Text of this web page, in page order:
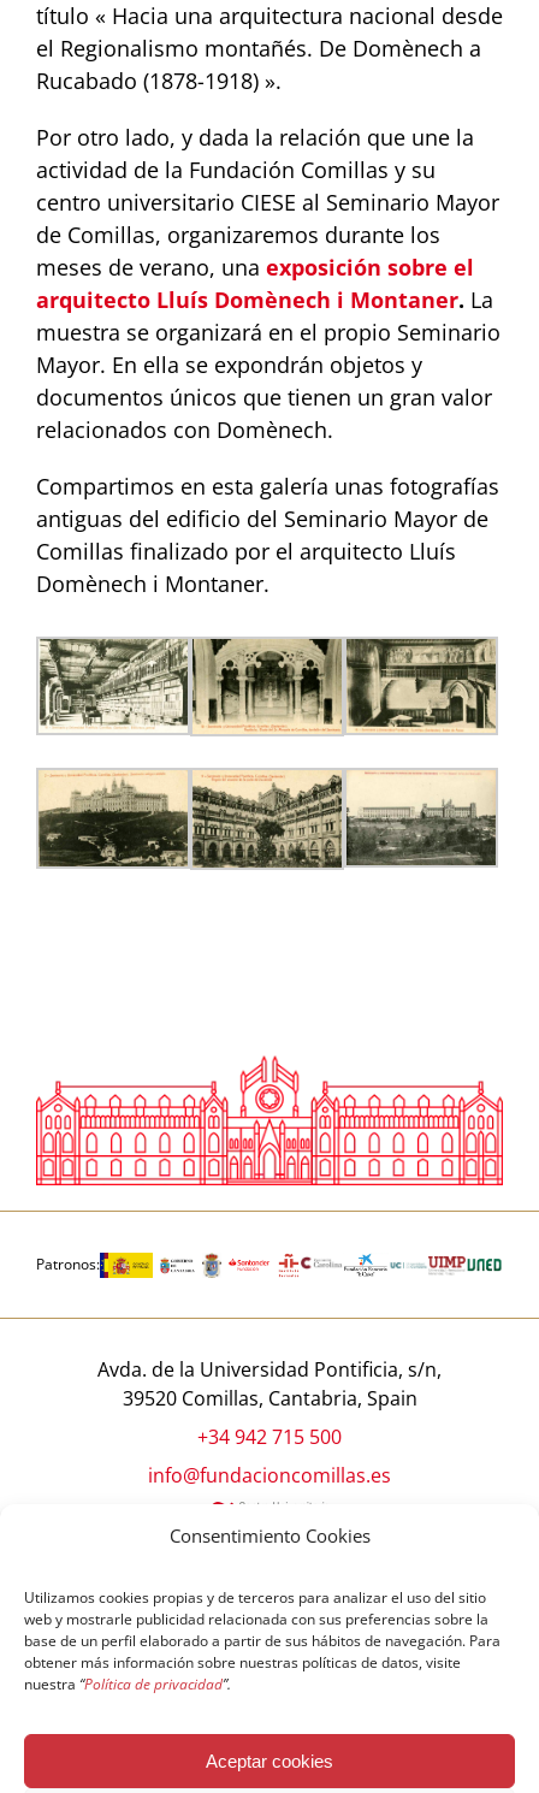
Consentimiento Cookies
Utilizamos cookies propias y de terceros para analizar el uso del sitio
web y mostrarle publicidad relacionada con sus preferencias sobre la
base de un perfil elaborado a partir de sus hábitos de navegación. Para
obtener más información sobre nuestras políticas de datos, visite
nuestra “Política de privacidad”.
Aceptar cookies
título « Hacia una arquitectura nacional desde
el Regionalismo montañés. De Domènech a
Rucabado (1878-1918) ».
Por otro lado, y dada la relación que une la
actividad de la Fundación Comillas y su
centro universitario CIESE al Seminario Mayor
de Comillas, organizaremos durante los
meses de verano, una exposición sobre el
arquitecto Lluís Domènech i Montaner. La
muestra se organizará en el propio Seminario
Mayor. En ella se expondrán objetos y
documentos únicos que tienen un gran valor
relacionados con Domènech.
Compartimos en esta galería unas fotografías
antiguas del edificio del Seminario Mayor de
Comillas finalizado por el arquitecto Lluís
Domènech i Montaner.
Patronos:
Avda. de la Universidad Pontificia, s/n,
39520 Comillas, Cantabria, Spain
+34 942 715 500
info@fundacioncomillas.es
© Copyright Fundación Comillas
Política de cookies
Política de privacidad